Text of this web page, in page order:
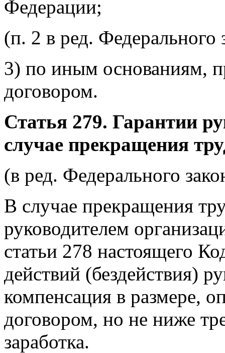
Федерации;
(п. 2 в ред.
3) по иным основаниям,
договором.
Статья 279. Гарантии
случае прекращения
(в ред. Федерального
В случае прекращения
руководителем
статьи 278 настоящего
действий (бездействия)
компенсация в размере,
договором, но не ниже
заработка.